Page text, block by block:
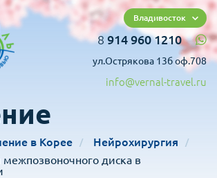
Владивосток
8 914 960 1210
ул.Острякова 13б оф.708
info@vernal-travel.ru
в Корее
Нейрохирургия
диска в